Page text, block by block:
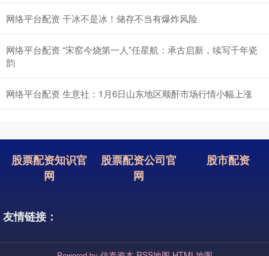
网络平台配资 干冰不是冰！储存不当有爆炸风险
网络平台配资 “宋窑今烧第一人”任星航：承古启新，续写千年瓷
韵
网络平台配资 生意社：1月6日山东地区顺酐市场行情小幅上涨
股票配资知识官
网
股票配资公司官
网
股市配资
友情链接：